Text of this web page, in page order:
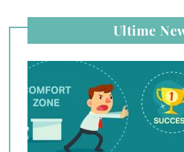
Ultime